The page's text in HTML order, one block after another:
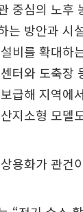
중심의 노후
는 방안과 시
비를 확대하
터와 도축장
급해 지역에
지소형 모델
용화가 관건